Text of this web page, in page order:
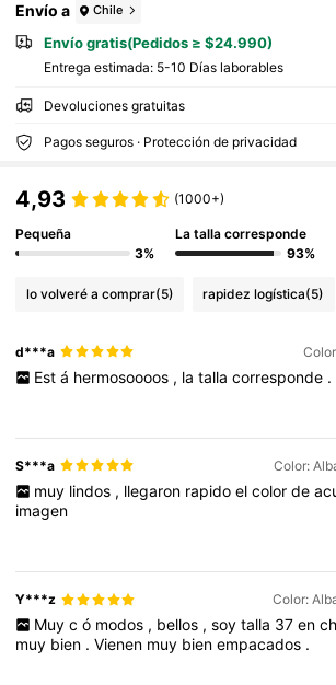
Envío a Chile
Envío gratis(Pedidos ≥ $24.990)
Entrega estimada: 5-10 Días laborables
Devoluciones gratuitas
Pagos seguros · Protección de privacidad
4,93 (1000+)
Pequeña
3%
La talla corresponde
93%
lo volveré a comprar(5) rapidez logística(5)
d***a
Est á hermosoooos , la talla corresponde .
S***a Color:
muy lindos , llegaron rapido el color de
imagen
Y***z Color:
Muy c ó modos , bellos , soy talla 37 en
muy bien .Vienen muy bienempacados .